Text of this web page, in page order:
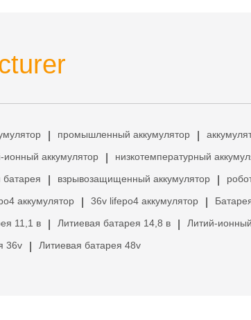
промышленный аккумулятор
ионный аккумулятор низкотемпературный
батарея взрывозащищенный аккумулятор
аккумулятор 36v lifepo4 аккумулятор
11,1 в Литиевая батарея 14,8 в Литий-
36v Литиевая батарея 48v